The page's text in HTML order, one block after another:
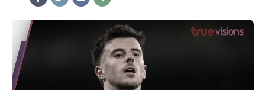
หาร้านร่วมรายการ
FAQs